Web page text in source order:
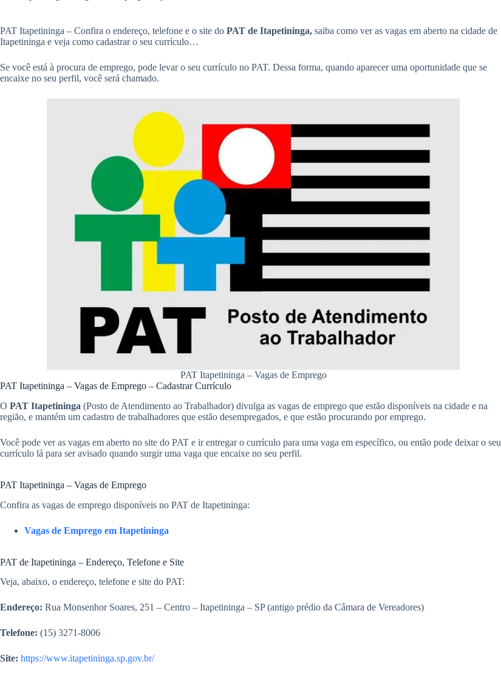
PAT Itapetininga – Confira o endereço, telefone e o site do PAT de Itapetininga, saiba como ver as vagas em aberto na cidade de
Itapetininga e veja como cadastrar o seu currículo…
Se você está à procura de emprego, pode levar o seu currículo no PAT. Dessa forma, quando aparecer uma oportunidade que se
encaixe no seu perfil, você será chamado.
PAT Itapetininga – Vagas de Emprego
PAT Itapetininga – Vagas de Emprego – Cadastrar Currículo
O PAT Itapetininga (Posto de Atendimento ao Trabalhador) divulga as vagas de emprego que estão disponíveis na cidade e na
região, e mantém um cadastro de trabalhadores que estão desempregados, e que estão procurando por emprego.
Você pode ver as vagas em aberto no site do PAT e ir entregar o currículo para uma vaga em específico, ou então pode deixar o seu
currículo lá para ser avisado quando surgir uma vaga que encaixe no seu perfil.
PAT Itapetininga – Vagas de Emprego
Confira as vagas de emprego disponíveis no PAT de Itapetininga:
Vagas de Emprego em Itapetininga
PAT de Itapetininga – Endereço, Telefone e Site
Veja, abaixo, o endereço, telefone e site do PAT:
Endereço: Rua Monsenhor Soares, 251 – Centro – Itapetininga – SP (antigo prédio da Câmara de Vereadores)
Telefone: (15) 3271-8006
Site: https://www.itapetininga.sp.gov.br/
k
I
e